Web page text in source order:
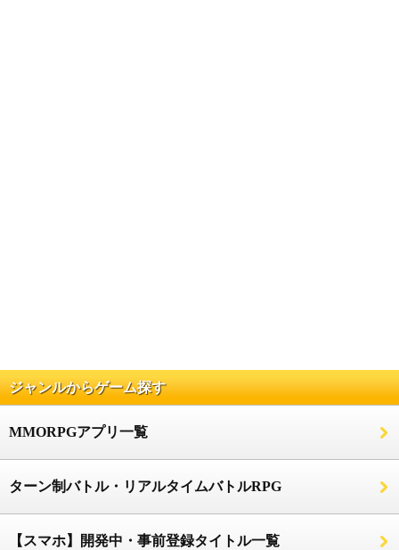
ジャンルからゲーム探す
MMORPGアプリ一覧
ターン制バトル・リアルタイムバトルRPG
【スマホ】開発中・事前登録タイトル一覧